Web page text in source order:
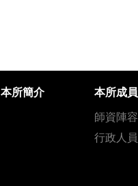
本所簡介 本所成員
師資陣容
行政人員